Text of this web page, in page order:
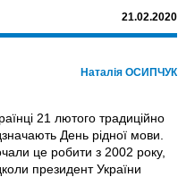
21.02.2020
Наталія ОСИПЧУК
21 лютого традиційно
День рідної мови.
це робити з 2002 року,
президент України